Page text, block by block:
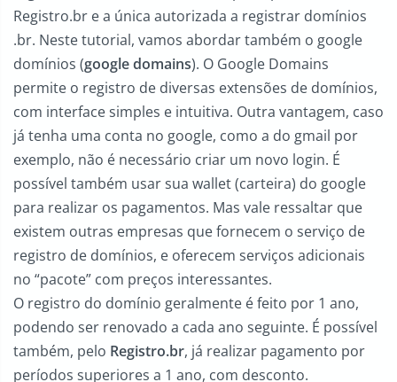
Registro.br e a única autorizada a registrar domínios
.br. Neste tutorial, vamos abordar também o google
domínios (google domains). O Google Domains
permite o registro de diversas extensões de domínios,
com interface simples e intuitiva. Outra vantagem, caso
já tenha uma conta no google, como a do gmail por
exemplo, não é necessário criar um novo login. É
possível também usar sua wallet (carteira) do google
para realizar os pagamentos. Mas vale ressaltar que
existem outras empresas que fornecem o serviço de
registro de domínios, e oferecem serviços adicionais
no “pacote” com preços interessantes.
O registro do domínio geralmente é feito por 1 ano,
podendo ser renovado a cada ano seguinte. É possível
também, pelo Registro.br, já realizar pagamento por
períodos superiores a 1 ano, com desconto.